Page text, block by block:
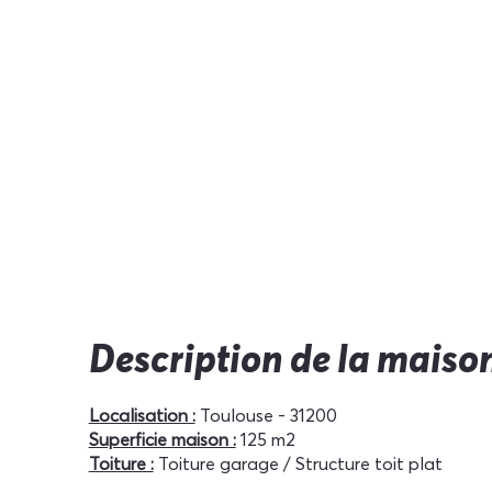
Description de la
Localisation :Toulouse - 31200
Superficie maison :125 m2
Toiture :Toiture garage / Structure toit plat